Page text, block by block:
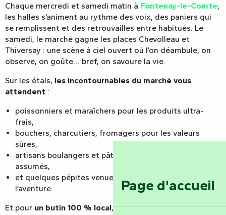
Page d'accueil
Chaque mercredi et samedi matin à Fontenay-le-Comte,
les halles s’animent au rythme des voix, des paniers qui
se remplissent et des retrouvailles entre habitués. Le
samedi, le marché gagne les places Chevolleau et
Thiversay : une scène à ciel ouvert où l’on déambule, on
observe, on goûte… bref, on savoure la vie.
Sur les étals, les incontournables du marché vous
attendent :
poissonniers et maraîchers pour les produits ultra-
frais,
bouchers, charcutiers, fromagers pour les valeurs
sûres,
artisans boulangers et pâtissiers pour les plaisirs
assumés,
et quelques pépites venues d’ailleurs pour pimenter
l’aventure.
Et pour un butin 100 % local, on mise sur :